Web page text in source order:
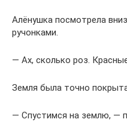
Алёнушка посмотрела
ручонками.
— Ах, сколько роз.
Земля была точно
— Спустимся на землю, —